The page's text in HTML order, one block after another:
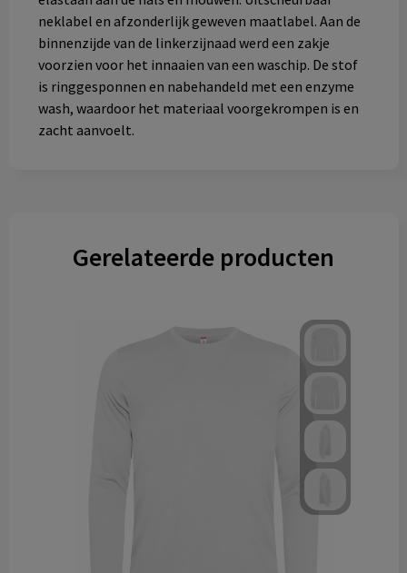
neklabel en afzonderlijk geweven maatlabel. Aan de
binnenzijde van de linkerzijnaad werd een zakje
voorzien voor het innaaien van een waschip. De stof
is ringgesponnen en nabehandeld met een enzyme
wash, waardoor het materiaal voorgekrompen is en
zacht aanvoelt.
Gerelateerde producten